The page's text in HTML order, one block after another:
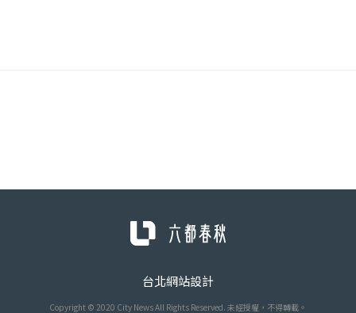
台北網站設計
Copyright © 2020 City News All Rights Reserved. 未經授權，不得轉載。